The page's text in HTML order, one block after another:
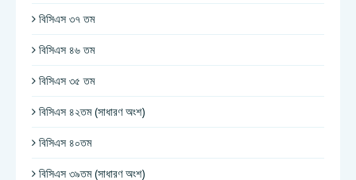
বিসিএস ৩৭ তম
বিসিএস ৪৬ তম
বিসিএস ৩৫ তম
বিসিএস ৪২তম (সাধারণ অংশ)
বিসিএস ৪০তম
বিসিএস ৩৯তম (সাধারণ অংশ)